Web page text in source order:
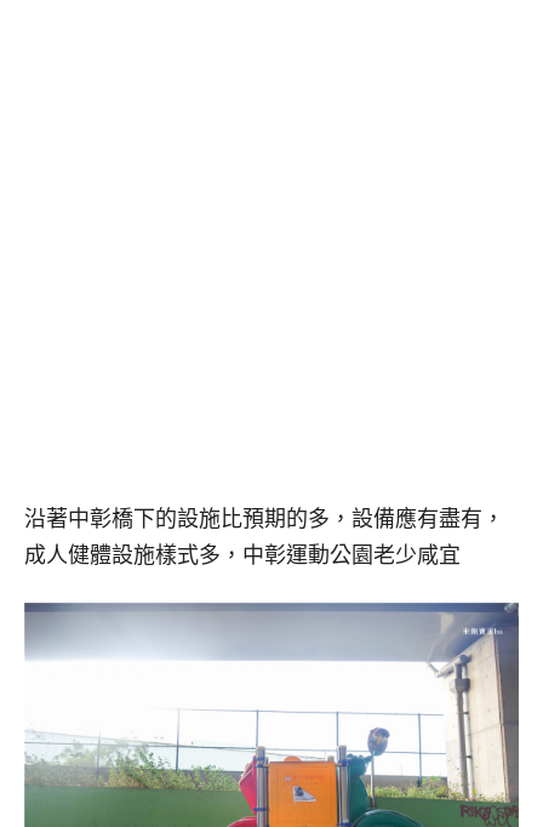
沿著中彰橋下的設施比預期的多，設備應有盡有，
成人健體設施樣式多，中彰運動公園老少咸宜